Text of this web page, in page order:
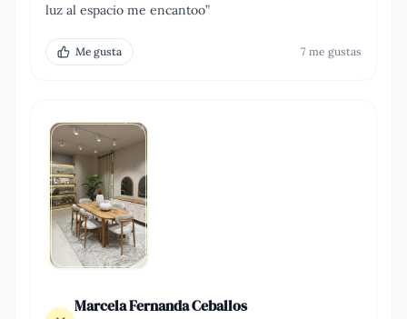
luz al espacio me encantoo”
Me gusta 7 me gustas
Marcela Fernanda Ceballos